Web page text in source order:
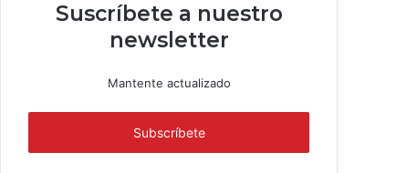
Suscríbete a nuestro
newsletter
Mantente actualizado